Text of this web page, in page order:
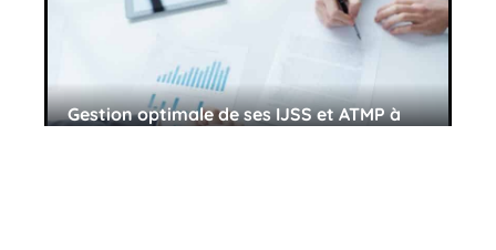
Gestion optimale de ses IJSS et ATMP à
l’aide d’un logiciel